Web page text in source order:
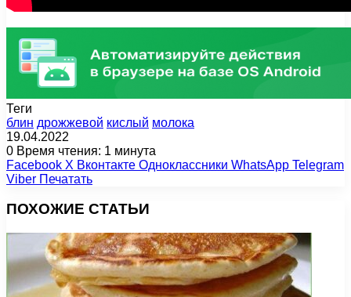
Теги
блин дрожжевой кислый молока
19.04.2022
0 Время чтения: 1 минута
Facebook X Вконтакте Одноклассники WhatsApp Telegram
Viber Печатать
ПОХОЖИЕ СТАТЬИ